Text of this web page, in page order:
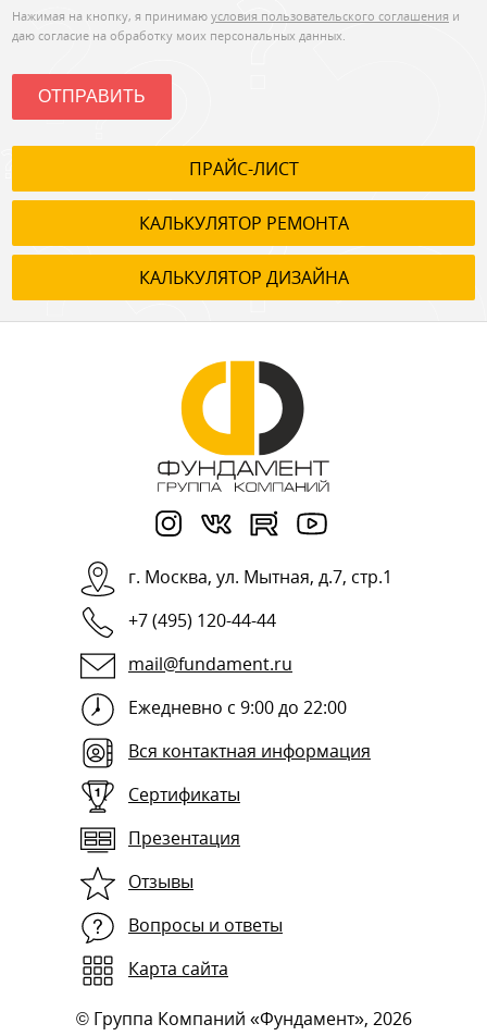
Нажимая на кнопку, я принимаю условия пользовательского соглашения и
даю согласие на обработку моих персональных данных.
ОТПРАВИТЬ
ПРАЙС-ЛИСТ
КАЛЬКУЛЯТОР РЕМОНТА
КАЛЬКУЛЯТОР ДИЗАЙНА
г. Москва, ул. Мытная, д.7, стр.1
+7 (495) 120-44-44
mail@fundament.ru
Ежедневно с 9:00 до 22:00
Вся контактная информация
Сертификаты
Презентация
Отзывы
Вопросы и ответы
Карта сайта
© Группа Компаний «Фундамент», 2026